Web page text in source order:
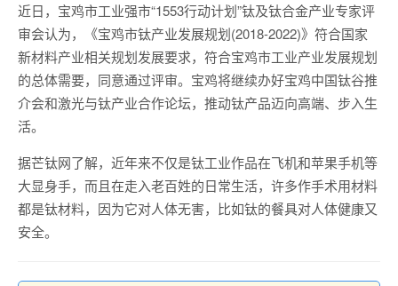
近日，宝鸡市工业强市“1553行动计划”钛及钛合金产业专家评
审会认为，《宝鸡市钛产业发展规划(2018-2022)》符合国家
新材料产业相关规划发展要求，符合宝鸡市工业产业发展规划
的总体需要，同意通过评审。宝鸡将继续办好宝鸡中国钛谷推
介会和激光与钛产业合作论坛，推动钛产品迈向高端、步入生
活。
据芒钛网了解，近年来不仅是钛工业作品在飞机和苹果手机等
大显身手，而且在走入老百姓的日常生活，许多作手术用材料
都是钛材料，因为它对人体无害，比如钛的餐具对人体健康又
安全。